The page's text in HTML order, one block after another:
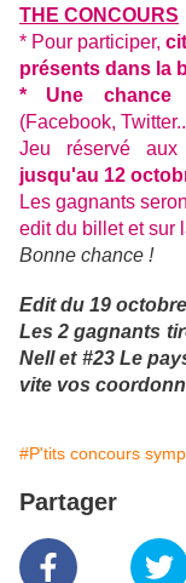
THE CONCOURS
* Pour participer,
présents dans la
* Une chance
(Facebook,
Jeu réservé aux
jusqu'au 12
Les gagnants
edit du billet et sur
Bonne chance !
Edit du 19
Les 2 gagnants
Nell et #23 Le
vite vos
#P'tits concours
Partager